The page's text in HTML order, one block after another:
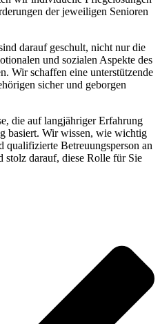
der jeweiligen Senioren
darauf geschult, nicht nur die
und sozialen Aspekte des
Wir schaffen eine unterstützende
sicher und geborgen
die auf langjähriger Erfahrung
basiert. Wir wissen, wie wichtig
qualifizierte Betreuungsperson an
stolz darauf, diese Rolle für Sie